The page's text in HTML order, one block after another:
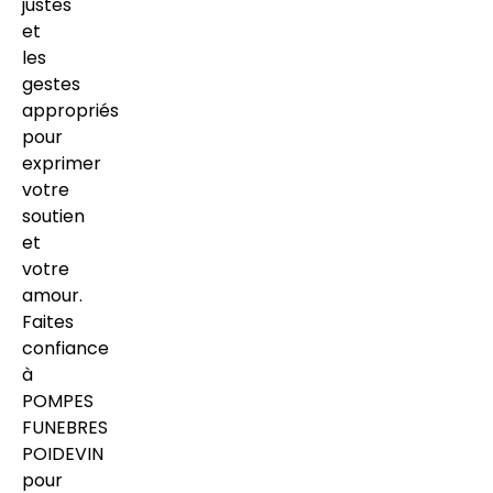
et
les
gestes
appropriés
pour
exprimer
votre
soutien
et
votre
amour.
Faites
confiance
à
POMPES
FUNEBRES
POIDEVIN
pour